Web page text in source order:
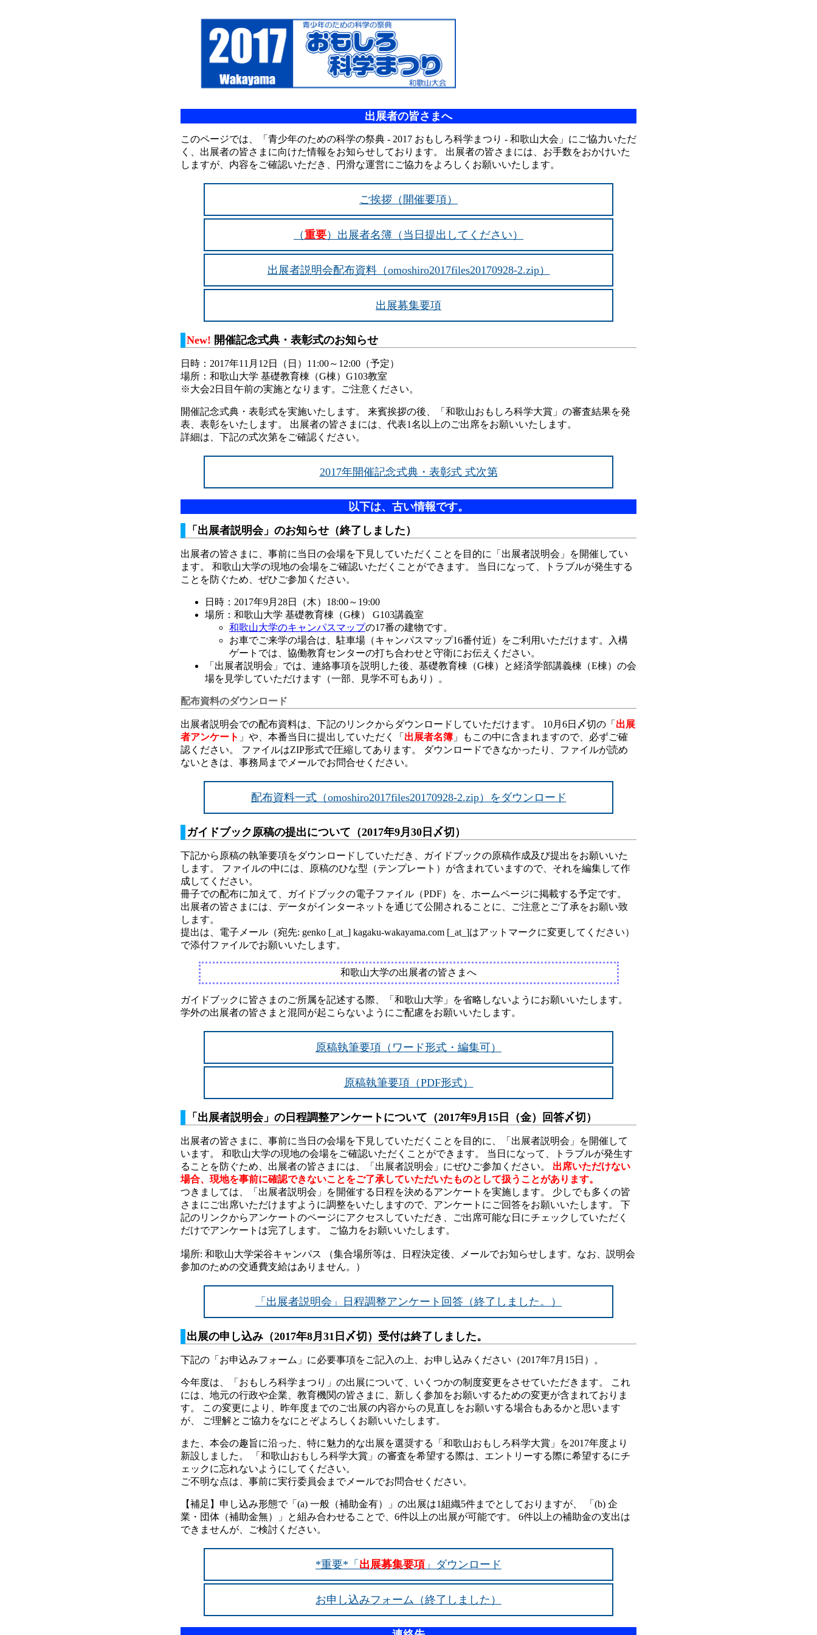
出展者の皆さまへ
このページでは、「青少年のための科学の祭典 - 2017 おもしろ科学まつり - 和歌山大会」にご協力いただ
く、出展者の皆さまに向けた情報をお知らせしております。 出展者の皆さまには、お手数をおかけいた
しますが、内容をご確認いただき、円滑な運営にご協力をよろしくお願いいたします。
ご挨拶（開催要項）
（重要）出展者名簿（当日提出してください）
出展者説明会配布資料（omoshiro2017files20170928-2.zip）
出展募集要項
New! 開催記念式典・表彰式のお知らせ
日時：2017年11月12日（日）11:00～12:00（予定）
場所：和歌山大学 基礎教育棟（G棟）G103教室
※大会2日目午前の実施となります。ご注意ください。
開催記念式典・表彰式を実施いたします。 来賓挨拶の後、「和歌山おもしろ科学大賞」の審査結果を発
表、表彰をいたします。 出展者の皆さまには、代表1名以上のご出席をお願いいたします。
詳細は、下記の式次第をご確認ください。
2017年開催記念式典・表彰式 式次第
以下は、古い情報です。
「出展者説明会」のお知らせ（終了しました）
出展者の皆さまに、事前に当日の会場を下見していただくことを目的に「出展者説明会」を開催してい
ます。 和歌山大学の現地の会場をご確認いただくことができます。 当日になって、トラブルが発生する
ことを防ぐため、ぜひご参加ください。
日時：2017年9月28日（木）18:00～19:00
場所：和歌山大学 基礎教育棟（G棟） G103講義室
和歌山大学のキャンパスマップの17番の建物です。
お車でご来学の場合は、駐車場（キャンパスマップ16番付近）をご利用いただけます。入構
ゲートでは、協働教育センターの打ち合わせと守衛にお伝えください。
「出展者説明会」では、連絡事項を説明した後、基礎教育棟（G棟）と経済学部講義棟（E棟）の会
場を見学していただけます（一部、見学不可もあり）。
配布資料のダウンロード
出展者説明会での配布資料は、下記のリンクからダウンロードしていただけます。 10月6日〆切の「 出展
者アンケート 」や、本番当日に提出していただく「 出展者名簿 」もこの中に含まれますので、必ずご確
認ください。 ファイルはZIP形式で圧縮してあります。 ダウンロードできなかったり、ファイルが読め
ないときは、事務局までメールでお問合せください。
配布資料一式（omoshiro2017files20170928-2.zip）をダウンロード
ガイドブック原稿の提出について（2017年9月30日〆切）
下記から原稿の執筆要項をダウンロードしていただき、ガイドブックの原稿作成及び提出をお願いいた
します。 ファイルの中には、原稿のひな型（テンプレート）が含まれていますので、それを編集して作
成してください。
冊子での配布に加えて、ガイドブックの電子ファイル（PDF）を、ホームページに掲載する予定です。
出展者の皆さまには、データがインターネットを通じて公開されることに、ご注意とご了承をお願い致
します。
提出は、電子メール（宛先: genko [_at_] kagaku-wakayama.com [_at_]はアットマークに変更してください）
で添付ファイルでお願いいたします。
和歌山大学の出展者の皆さまへ
ガイドブックに皆さまのご所属を記述する際、「和歌山大学」を省略しないようにお願いいたします。
学外の出展者の皆さまと混同が起こらないようにご配慮をお願いいたします。
原稿執筆要項（ワード形式・編集可）
原稿執筆要項（PDF形式）
「出展者説明会」の日程調整アンケートについて（2017年9月15日（金）回答〆切）
出展者の皆さまに、事前に当日の会場を下見していただくことを目的に、「出展者説明会」を開催して
います。 和歌山大学の現地の会場をご確認いただくことができます。 当日になって、トラブルが発生す
ることを防ぐため、出展者の皆さまには、「出展者説明会」にぜひご参加ください。 出席いただけない
場合、現地を事前に確認できないことをご了承していただいたものとして扱うことがあります。
つきましては、「出展者説明会」を開催する日程を決めるアンケートを実施します。 少しでも多くの皆
さまにご出席いただけますように調整をいたしますので、アンケートにご回答をお願いいたします。 下
記のリンクからアンケートのページにアクセスしていただき、ご出席可能な日にチェックしていただく
だけでアンケートは完了します。 ご協力をお願いいたします。
場所: 和歌山大学栄谷キャンパス （集合場所等は、日程決定後、メールでお知らせします。なお、説明会
参加のための交通費支給はありません。）
「出展者説明会」日程調整アンケート回答（終了しました。）
出展の申し込み（2017年8月31日〆切）受付は終了しました。
下記の「お申込みフォーム」に必要事項をご記入の上、お申し込みください（2017年7月15日）。
今年度は、「おもしろ科学まつり」の出展について、いくつかの制度変更をさせていただきます。 これ
には、地元の行政や企業、教育機関の皆さまに、新しく参加をお願いするための変更が含まれておりま
す。 この変更により、昨年度までのご出展の内容からの見直しをお願いする場合もあるかと思います
が、 ご理解とご協力をなにとぞよろしくお願いいたします。
また、本会の趣旨に沿った、特に魅力的な出展を選奨する「和歌山おもしろ科学大賞」を2017年度より
新設しました。 「和歌山おもしろ科学大賞」の審査を希望する際は、エントリーする際に希望するにチ
ェックに忘れないようにしてください。
ご不明な点は、事前に実行委員会までメールでお問合せください。
【補足】申し込み形態で「(a) 一般（補助金有）」の出展は1組織5件までとしておりますが、 「(b) 企
業・団体（補助金無）」と組み合わせることで、6件以上の出展が可能です。 6件以上の補助金の支出は
できませんが、ご検討ください。
*重要*「 出展募集要項 」ダウンロード
お申し込みフォーム（終了しました）